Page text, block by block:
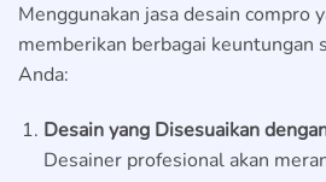
Menggunakan jasa desain compro
memberikan berbagai keuntungan
Anda:
Desain yang Disesuaikan
Desainer profesional akan